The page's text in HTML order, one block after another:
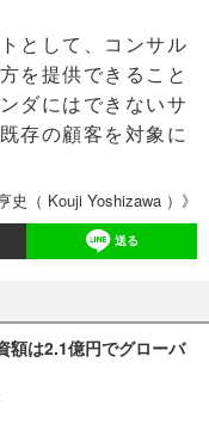
として、コンサル
を提供できること
ダにはできないサ
存の顧客を対象に
史（ Kouji Yoshizawa ）》
送る
額は2.1億円でグローバ